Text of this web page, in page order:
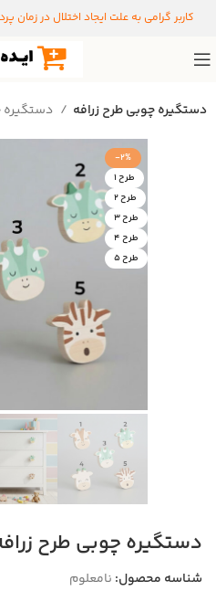
کاربر گرامی به علت ایجاد اختلال در
دستگیره‌ چوبی دستگیره چوبی طرح زرافه
-2%
طرح ۱
طرح ۲
طرح ۳
طرح ۴
طرح ۵
دستگیره چوبی طرح
شناسه محصول: نامعلوم